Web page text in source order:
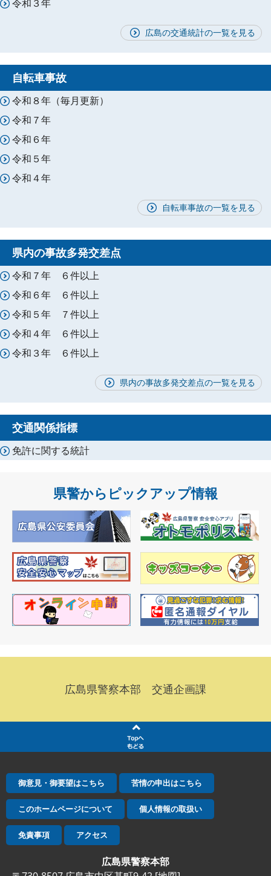
令和３年
広島の交通統計の一覧を見る
自転車事故
令和８年（毎月更新）
令和７年
令和６年
令和５年
令和４年
自転車事故の一覧を見る
県内の事故多発交差点
令和７年 ６件以上
令和６年 ６件以上
令和５年 ７件以上
令和４年 ６件以上
令和３年 ６件以上
県内の事故多発交差点の一覧を見る
交通関係指標
免許に関する統計
県警からピックアップ情報
広島県警察本部 交通企画課
御意見・御要望はこちら 苦情の申出はこちら
このホームページについて 個人情報の取扱い
免責事項 アクセス
広島県警察本部